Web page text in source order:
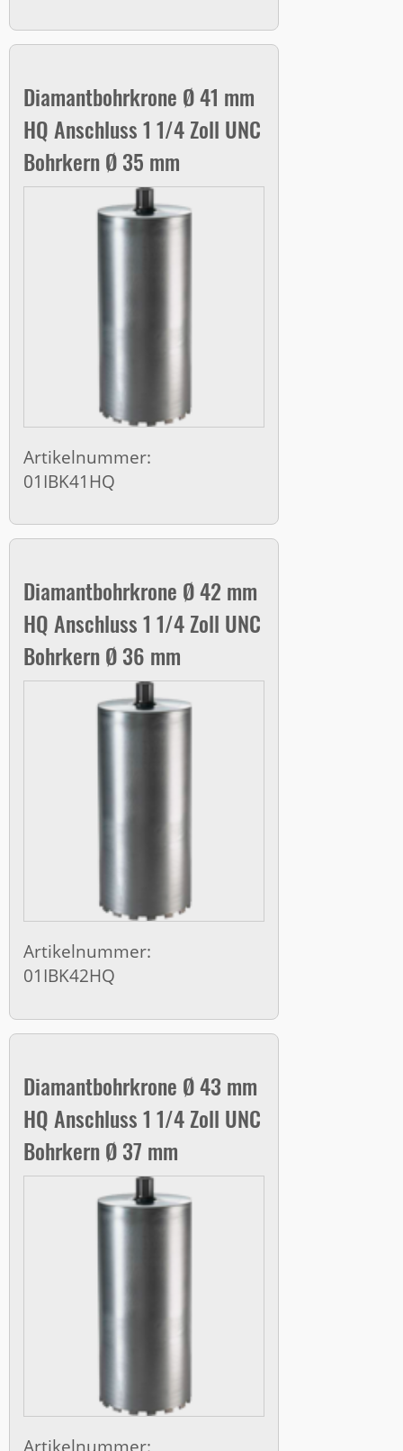
Diamantbohrkrone Ø 41 mm
HQ Anschluss 1 1/4 Zoll UNC
Bohrkern Ø 35 mm
Artikelnummer:
01IBK41HQ
Diamantbohrkrone Ø 42 mm
HQ Anschluss 1 1/4 Zoll UNC
Bohrkern Ø 36 mm
Artikelnummer:
01IBK42HQ
Diamantbohrkrone Ø 43 mm
HQ Anschluss 1 1/4 Zoll UNC
Bohrkern Ø 37 mm
Artikelnummer: